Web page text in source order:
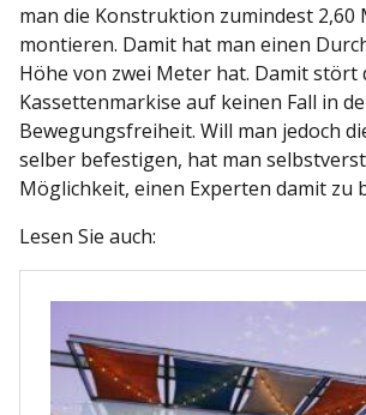
man die Konstruktion zumindest 2,60
montieren. Damit hat man einen
Höhe von zwei Meter hat. Damit stört
Kassettenmarkise auf keinen Fall in
Bewegungsfreiheit. Will man jedoch
selber befestigen, hat man
Möglichkeit, einen Experten damit zu
Lesen Sie auch: